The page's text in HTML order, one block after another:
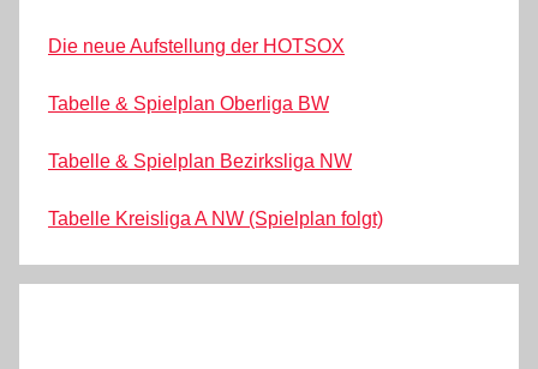
Die neue Aufstellung der HOTSOX
Tabelle & Spielplan Oberliga BW
Tabelle & Spielplan Bezirksliga NW
Tabelle Kreisliga A NW (Spielplan folgt)